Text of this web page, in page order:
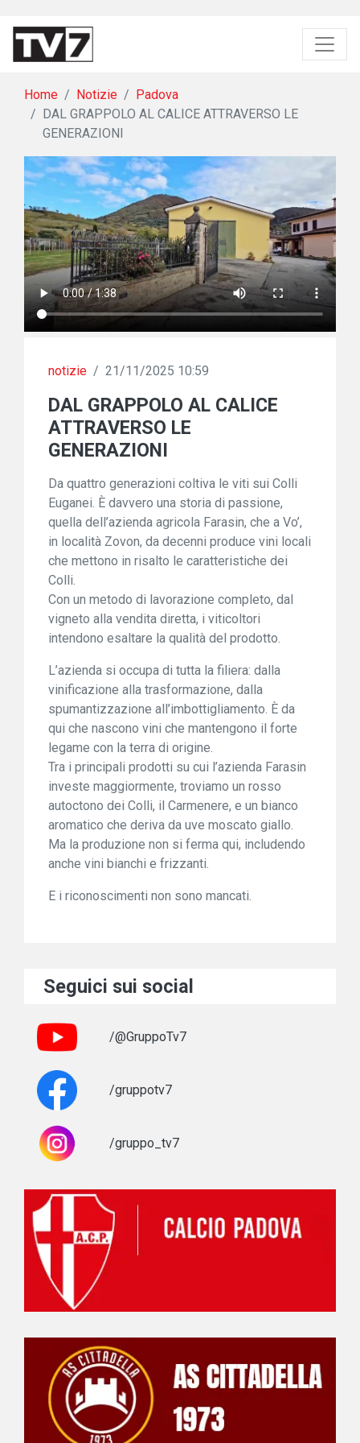
Home Notizie
Padova
DAL GRAPPOLO AL CALICE ATTRAVERSO LE
GENERAZIONI
notizie / 21/11/2025 10:59
DAL GRAPPOLO AL CALICE
ATTRAVERSO LE
GENERAZIONI
Da quattro generazioni coltiva le viti sui Colli
Euganei. È davvero una storia di passione,
quella dell’azienda agricola Farasin, che a Vo’,
in località Zovon, da decenni produce vini locali
che mettono in risalto le caratteristiche dei
Colli.
Con un metodo di lavorazione completo, dal
vigneto alla vendita diretta, i viticoltori
intendono esaltare la qualità del prodotto.
L’azienda si occupa di tutta la filiera: dalla
vinificazione alla trasformazione, dalla
spumantizzazione all’imbottigliamento. È da
qui che nascono vini che mantengono il forte
legame con la terra di origine.
Tra i principali prodotti su cui l’azienda Farasin
investe maggiormente, troviamo un rosso
autoctono dei Colli, il Carmenere, e un bianco
aromatico che deriva da uve moscato giallo.
Ma la produzione non si ferma qui, includendo
anche vini bianchi e frizzanti.
E i riconoscimenti non sono mancati.
Seguici sui social
/@GruppoTv7
/gruppotv7
/gruppo_tv7